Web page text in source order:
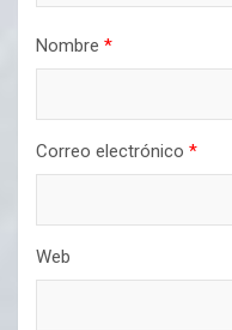
Nombre *
Correo electrónico *
Web